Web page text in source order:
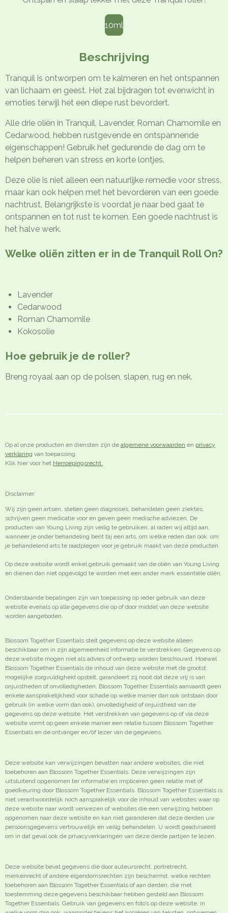
10ml
Beschrijving
Tranquil is ontworpen om te kalmeren en het ontspannen
van lichaam en geest. Het zal bijdragen tot evenwicht in
emoties terwijl het een diepe rust bevordert.
Alle drie oliën in Tranquil, Lavender, Roman Chamomile en
Cedarwood, hebben rustgevende en ontspannende
eigenschappen! Gebruik het gedurende de dag om te
helpen beheren van stress en korte lontjes.
Deze olie is niet alleen een natuurlijke remedie voor stress,
maar kan ook helpen met het bevorderen van een goede
nachtrust. Belangrijkste is voordat je naar bed gaat te
ontspannen en tot rust te komen. Een goede nachtrust is
het halve werk.
Welke oliën zitten er in de Tranquil Roll On?
Lavender
Cedarwood
Roman Chamomile
Kokosolie
Hoe gebruik je de roller?
Breng royaal aan op de polsen, slapen, rug en nek.
Op al onze producten en diensten zijn de algemene voorwaarden en privacy
verklaring van toepassing.
Klik hier voor het Herroepingsrecht.
Disclaimer:
Wij zijn geen artsen, stellen geen diagnoses, behandelen geen ziektes,
schrijven geen medicatie voor en geven geen medische adviezen. De
producten van Young Living zijn veilig te gebruiken, al raden wij altijd aan,
wanneer je onder behandeling bent bij een arts, om welke reden dan ook om
je behandelend arts te raadplegen voor je gebruik maakt van deze producten.
Op deze website wordt enkel gebruik gemaakt van de oliën van Young Living
en dienen dan niet opgevolgd te worden met een ander merk essentiële oliën.
Onderstaande bepalingen zijn van toepassing op ieder gebruik van deze
website evenals op alle gegevens die op of door middel van deze website
worden aangeboden.
Blossom Together Essentials stelt gegevens op deze website alleen
beschikbaar om in zijn algemeenheid informatie te verstrekken. Gegevens op
deze website mogen niet als advies of ontwerp worden beschouwd. Hoewel
Blossom Together Essentials de inhoud van deze website met de grootst
mogelijke zorgvuldigheid opstelt, garandeert zij nooit dat deze vrij is van
onjuistheden of onvolledigheden. Blossom Together Essentials aanvaardt geen
enkele aansprakelijkheid voor schade op welke manier dan ook ontstaan door
gebruik (in welke vorm dan ook), onvolledigheid of onjuistheid van de
gegevens op deze website. Het verstrekken van gegevens op of via deze
website vormt op geen enkele manier een relatie tussen Blossom Together
Essentials en de ontvanger en/of lezer van de gegevens.
Deze website kan verwijzingen bevatten naar andere websites, die niet
toebehoren aan Blossom Together Essentials. Deze verwijzingen zijn
uitsluitend opgenomen ter informatie en impliceren geen relatie met of
goedkeuring door Blossom Together Essentials. Blossom Together Essentials is
niet verantwoordelijk noch aansprakelijk voor de inhoud van websites waar op
deze website naar wordt verwezen of websites die een verwijzing hebben
opgenomen naar deze website en kan niet garanderen dat deze derden uw
persoonsgegevens vertrouwelijk en veilig behandelen. U wordt geadviseerd
om in dat geval ook de privacyverklaringen van deze derde partijen te lezen.
Deze website bevat gegevens die door auteursrecht, portretrecht,
merkenrecht of andere eigendomsrechten zijn beschermd, welke rechten
toebehoren aan Blossom Together Essentials of aan derden, die met
toestemming deze gegevens beschikbaar hebben gesteld aan Blossom
Together Essentials. Gebruik van gegevens en foto’s op deze website, in